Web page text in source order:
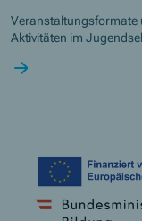
Veranstaltungsformate
Aktivitäten im